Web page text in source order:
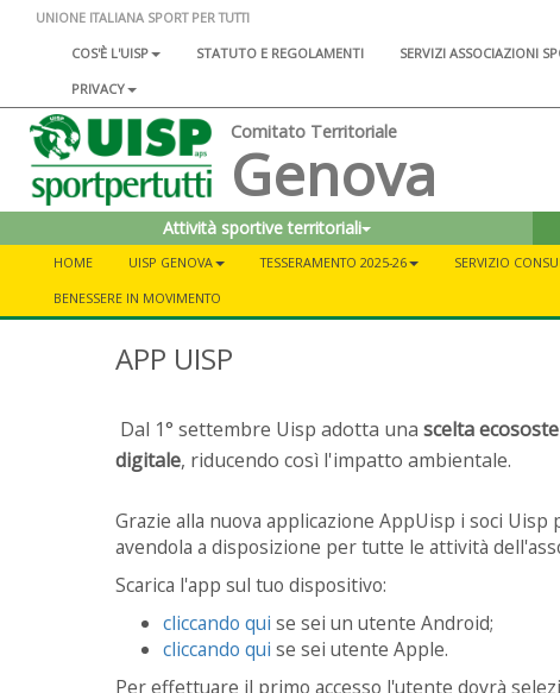
UNIONE ITALIANA SPORT PER TUTTI
COS'È L'UISP
STATUTO E REGOLAMENTI SERVIZI ASSOCIAZIONI
PRIVACY
Comitato Territoriale
Genova
Attività sportive territoriali
HOME UISP GENOVA TESSERAMENTO 2025-26 SERVIZIO
BENESSERE IN MOVIMENTO
APP UISP
Dal 1° settembre Uisp adotta una scelta
digitale, riducendo così l'impatto ambientale.
Grazie alla nuova applicazione AppUisp i soci
avendola a disposizione per tutte le attività
Scarica l'app sul tuo dispositivo:
cliccando qui se sei un utente Android;
cliccando qui se sei utente Apple.
Per effettuare il primo accesso l'utente dovrà